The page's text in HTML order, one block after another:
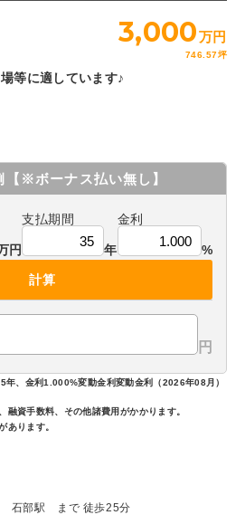
3,000万円
746.57坪
等に適しています♪
【※ボーナス払い無し】
円
支払期間
年
金利
%
計算
円
、金利1.000%変動金利変動金利（2026年08月）
資手数料、その他諸費用がかかります。
あります。
石部駅 まで 徒歩25分